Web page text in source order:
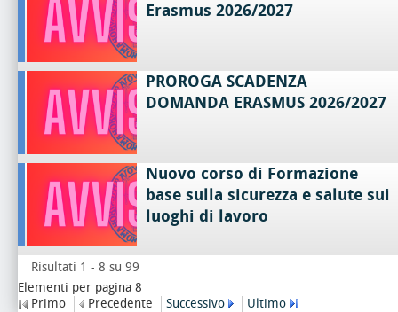
Erasmus 2026/2027
PROROGA SCADENZA
DOMANDA ERASMUS 2026/2027
Nuovo corso di Formazione
base sulla sicurezza e salute sui
luoghi di lavoro
Risultati 1 - 8 su 99
Elementi per pagina 8
Primo
Precedente Successivo Ultimo